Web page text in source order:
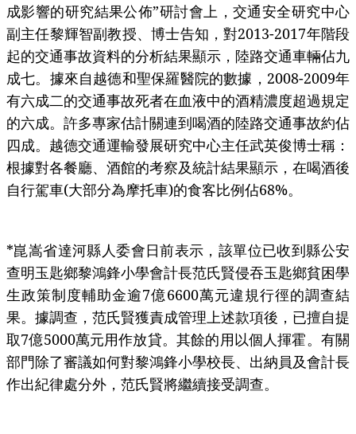
成影響的研究結果公佈”研討會上，交通安全研究中心
副主任黎輝智副教授、博士告知，對2013-2017年階段
起的交通事故資料的分析結果顯示，陸路交通車輛佔九
成七。據來自越德和聖保羅醫院的數據，2008-2009年
有六成二的交通事故死者在血液中的酒精濃度超過規定
的六成。許多專家估計關連到喝酒的陸路交通事故約佔
四成。越德交通運輸發展研究中心主任武英俊博士稱：
根據對各餐廳、酒館的考察及統計結果顯示，在喝酒後
自行駕車(大部分為摩托車)的食客比例佔68%。
*崑嵩省達河縣人委會日前表示，該單位已收到縣公安
查明玉匙鄉黎鴻鋒小學會計長范氏賢侵吞玉匙鄉貧困學
生政策制度輔助金逾7億6600萬元違規行徑的調查結
果。據調查，范氏賢獲責成管理上述款項後，已擅自提
取7億5000萬元用作放貸。其餘的用以個人揮霍。有關
部門除了審議如何對黎鴻鋒小學校長、出納員及會計長
作出紀律處分外，范氏賢將繼續接受調查。